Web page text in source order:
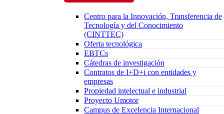
Centro para la Innovación, Transferencia de
Tecnología y del Conocimiento
(CINTTEC)
Oferta tecnológica
EBTCs
Cátedras de investigación
Contratos de I+D+i con entidades y
empresas
Propiedad intelectual e industrial
Proyecto Umotor
Campus de Excelencia Internacional